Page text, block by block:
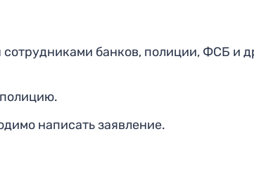
банков, полиции, ФСБ и
написать заявление.